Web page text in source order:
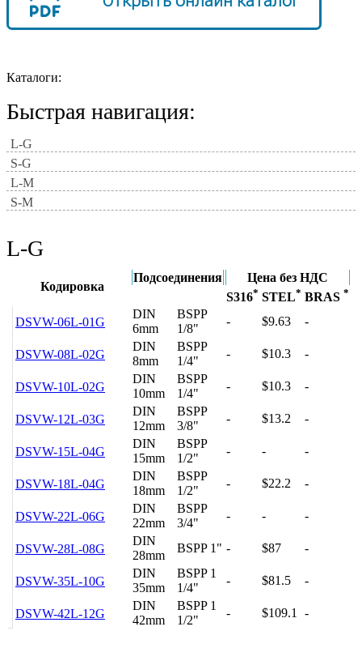
Каталоги:
Быстрая навигация:
L-G
S-G
L-M
S-M
L-G
Кодировка
Подсоединения
Цена без НДС
S316* STEL* BRAS *
DSVW-06L-01G
DIN
6mm
BSPP
1/8"
- $9.63 -
DSVW-08L-02G
DIN
8mm
BSPP
1/4"
- $10.3 -
DSVW-10L-02G
DIN
10mm
BSPP
1/4"
- $10.3 -
DSVW-12L-03G
DIN
12mm
BSPP
3/8"
- $13.2 -
DSVW-15L-04G
DIN
15mm
BSPP
1/2"
- - -
DSVW-18L-04G
DIN
18mm
BSPP
1/2"
- $22.2 -
DSVW-22L-06G
DIN
22mm
BSPP
3/4"
- - -
DSVW-28L-08G
DIN
28mm
BSPP 1" - $87 -
DSVW-35L-10G
DIN
35mm
BSPP 1
1/4"
- $81.5 -
DSVW-42L-12G
DIN
42mm
BSPP 1
1/2"
- $109.1 -